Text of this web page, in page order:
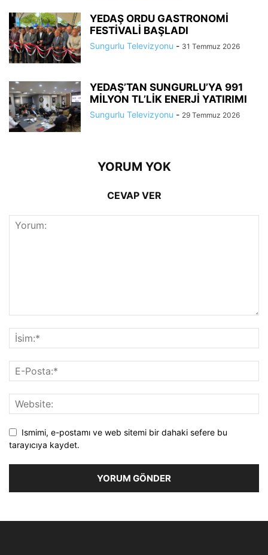
YEDAŞ ORDU GASTRONOMİ
FESTİVALİ BAŞLADI
Sungurlu Televizyonu - 31 Temmuz 2026
YEDAŞ’TAN SUNGURLU’YA 991
MİLYON TL’LİK ENERJİ YATIRIMI
Sungurlu Televizyonu - 29 Temmuz 2026
YORUM YOK
CEVAP VER
Ismimi, e-postamı ve web sitemi bir dahaki sefere bu
tarayıcıya kaydet.